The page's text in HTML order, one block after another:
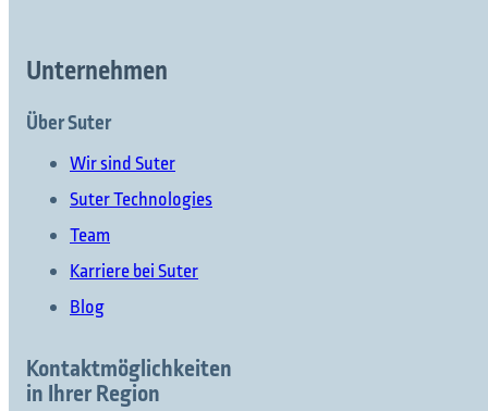
Unternehmen
Über Suter
Wir sind Suter
Suter Technologies
Team
Karriere bei Suter
Blog
Kontaktmöglichkeiten
in Ihrer Region